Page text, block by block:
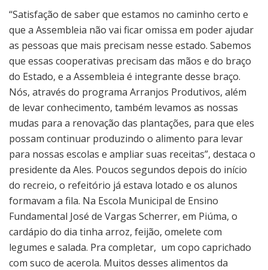
“Satisfação de saber que estamos no caminho certo e
que a Assembleia não vai ficar omissa em poder ajudar
as pessoas que mais precisam nesse estado. Sabemos
que essas cooperativas precisam das mãos e do braço
do Estado, e a Assembleia é integrante desse braço.
Nós, através do programa Arranjos Produtivos, além
de levar conhecimento, também levamos as nossas
mudas para a renovação das plantações, para que eles
possam continuar produzindo o alimento para levar
para nossas escolas e ampliar suas receitas”, destaca o
presidente da Ales. Poucos segundos depois do início
do recreio, o refeitório já estava lotado e os alunos
formavam a fila. Na Escola Municipal de Ensino
Fundamental José de Vargas Scherrer, em Piúma, o
cardápio do dia tinha arroz, feijão, omelete com
legumes e salada. Pra completar, um copo caprichado
com suco de acerola. Muitos desses alimentos da